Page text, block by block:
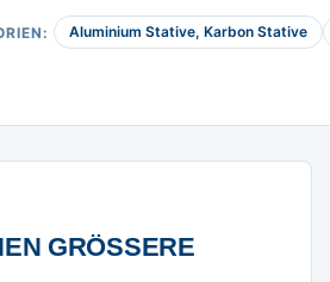
Aluminium Stative, Karbon Stative
GRÖSSERE M